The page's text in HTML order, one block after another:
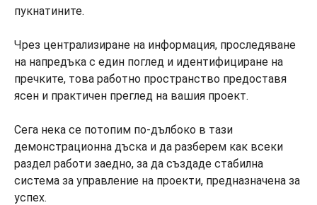
пукнатините.
Чрез централизиране на информация, проследяване
на напредъка с един поглед и идентифициране на
пречките, това работно пространство предоставя
ясен и практичен преглед на вашия проект.
Сега нека се потопим по-дълбоко в тази
демонстрационна дъска и да разберем как всеки
раздел работи заедно, за да създаде стабилна
система за управление на проекти, предназначена за
успех.